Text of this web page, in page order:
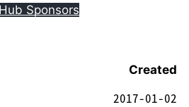
Sponsors
Created
2017-01-02